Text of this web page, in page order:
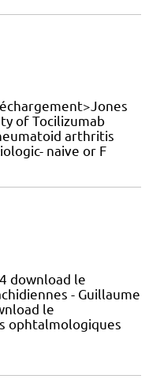
of Tocilizumab
arthritis
naive or F
download le
- Guillaume
le
ophtalmologiques